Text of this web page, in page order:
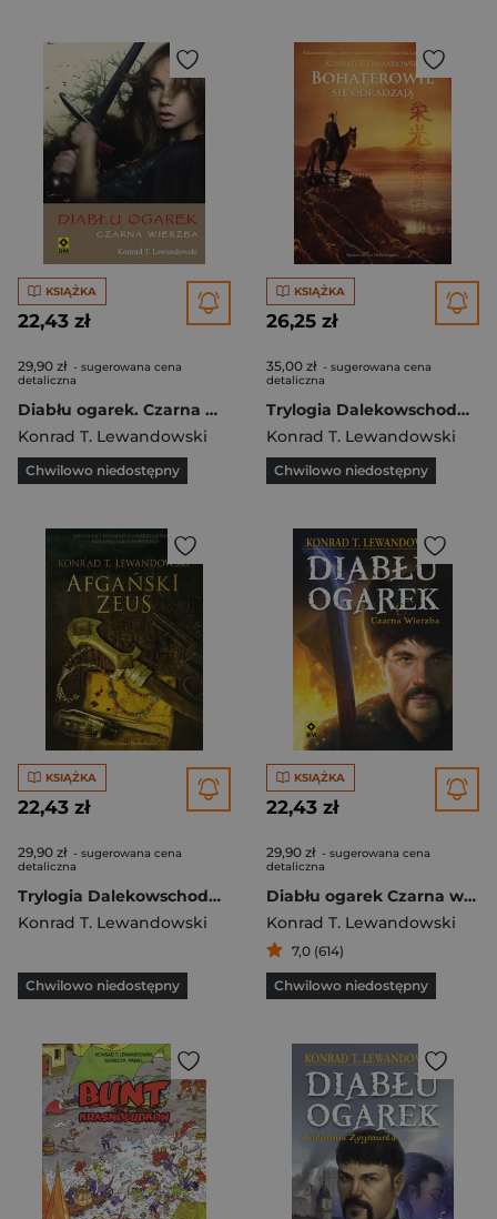
KSIĄŻKA
22,43 zł
29,90 zł - sugerowana cena
detaliczna
Diabłu ogarek. Czarna wierzba. Wyd. II
Konrad T. Lewandowski
Chwilowo niedostępny
KSIĄŻKA
26,25 zł
35,00 zł - sugerowana cena
detaliczna
Trylogia Dalekowschodnia 3. Bohaterowie się odradzają
Konrad T. Lewandowski
Chwilowo niedostępny
KSIĄŻKA
22,43 zł
29,90 zł - sugerowana cena
detaliczna
Trylogia Dalekowschodnia 2 Afgański Zeus
Konrad T. Lewandowski
Chwilowo niedostępny
KSIĄŻKA
22,43 zł
29,90 zł - sugerowana cena
detaliczna
Diabłu ogarek Czarna wierzba
Konrad T. Lewandowski
7,0 (614)
Chwilowo niedostępny